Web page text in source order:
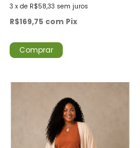
3 x de R$58,33 sem juros
R$169,75 com Pix
Comprar